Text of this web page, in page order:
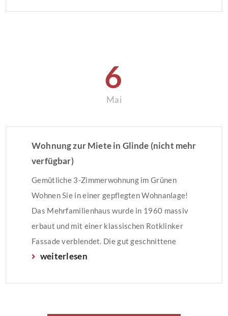
6
Mai
Wohnung zur Miete in Glinde (nicht mehr
verfügbar)
Gemütliche 3-Zimmerwohnung im Grünen
Wohnen Sie in einer gepflegten Wohnanlage!
Das Mehrfamilienhaus wurde in 1960 massiv
erbaut und mit einer klassischen Rotklinker
Fassade verblendet. Die gut geschnittene
Wohnung befindet sich im I. Obergeschoss und
weiterlesen